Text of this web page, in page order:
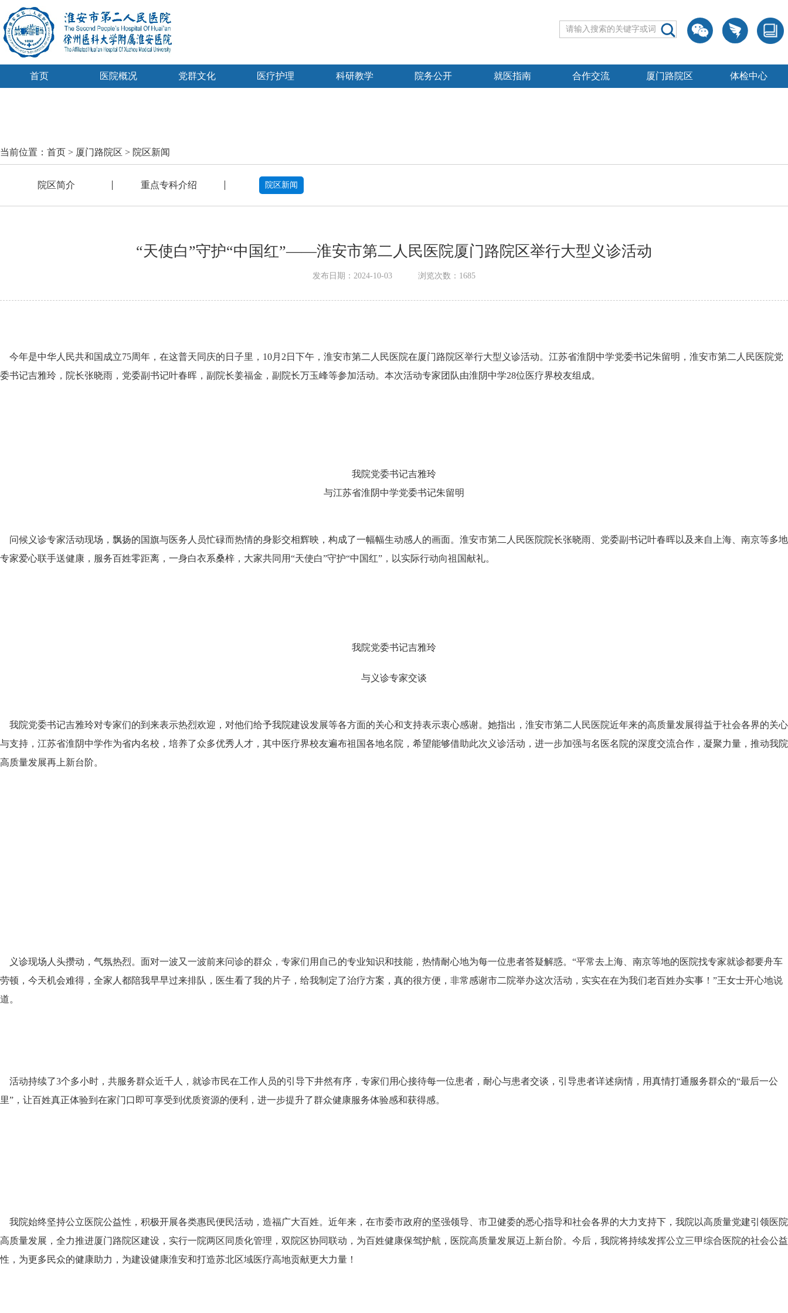
首页 医院概况 党群文化 医疗护理 科研教学 院务公开 就医指南 合作交流 厦门路院区 体检中心
当前位置： 首页 > 厦门路院区 > 院区新闻
院区简介 重点专科介绍 院区新闻
“天使白”守护“中国红”——淮安市第二人民医院厦门路院区举行大型义诊活动
发布日期：2024-10-03 浏览次数： 1685
今年是中华人民共和国成立75周年，在这普天同庆的日子里，10月2日下午，淮安市第二人民医院在厦门路院区举行大型义诊活动。江苏省淮阴中学党委书记朱留明，淮安市第二人民医院党
委书记吉雅玲，院长张晓雨，党委副书记叶春晖，副院长姜福金，副院长万玉峰等参加活动。本次活动专家团队由淮阴中学28位医疗界校友组成。
我院党委书记吉雅玲
与江苏省淮阴中学党委书记朱留明
问候义诊专家活动现场，飘扬的国旗与医务人员忙碌而热情的身影交相辉映，构成了一幅幅生动感人的画面。淮安市第二人民医院院长张晓雨、党委副书记叶春晖以及来自上海、南京等多地
专家爱心联手送健康，服务百姓零距离，一身白衣系桑梓，大家共同用“天使白”守护“中国红”，以实际行动向祖国献礼。
我院党委书记吉雅玲
与义诊专家交谈
我院党委书记吉雅玲对专家们的到来表示热烈欢迎，对他们给予我院建设发展等各方面的关心和支持表示衷心感谢。她指出，淮安市第二人民医院近年来的高质量发展得益于社会各界的关心
与支持，江苏省淮阴中学作为省内名校，培养了众多优秀人才，其中医疗界校友遍布祖国各地名院，希望能够借助此次义诊活动，进一步加强与名医名院的深度交流合作，凝聚力量，推动我院
高质量发展再上新台阶。
义诊现场人头攒动，气氛热烈。面对一波又一波前来问诊的群众，专家们用自己的专业知识和技能，热情耐心地为每一位患者答疑解惑。“平常去上海、南京等地的医院找专家就诊都要舟车
劳顿，今天机会难得，全家人都陪我早早过来排队，医生看了我的片子，给我制定了治疗方案，真的很方便，非常感谢市二院举办这次活动，实实在在为我们老百姓办实事！”王女士开心地说
道。
活动持续了3个多小时，共服务群众近千人，就诊市民在工作人员的引导下井然有序，专家们用心接待每一位患者，耐心与患者交谈，引导患者详述病情，用真情打通服务群众的“最后一公
里”，让百姓真正体验到在家门口即可享受到优质资源的便利，进一步提升了群众健康服务体验感和获得感。
我院始终坚持公立医院公益性，积极开展各类惠民便民活动，造福广大百姓。近年来，在市委市政府的坚强领导、市卫健委的悉心指导和社会各界的大力支持下，我院以高质量党建引领医院
高质量发展，全力推进厦门路院区建设，实行一院两区同质化管理，双院区协同联动，为百姓健康保驾护航，医院高质量发展迈上新台阶。今后，我院将持续发挥公立三甲综合医院的社会公益
性，为更多民众的健康助力，为建设健康淮安和打造苏北区域医疗高地贡献更大力量！